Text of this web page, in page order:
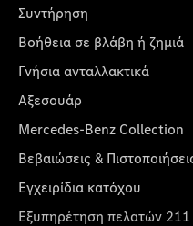
Συντήρηση
Βοήθεια σε βλάβη ή ζημιά
Γνήσια ανταλλακτικά
Αξεσουάρ
Mercedes-Benz Collection
Βεβαιώσεις &
Εγχειρίδια κατόχου
Εξυπηρέτηση πελατών